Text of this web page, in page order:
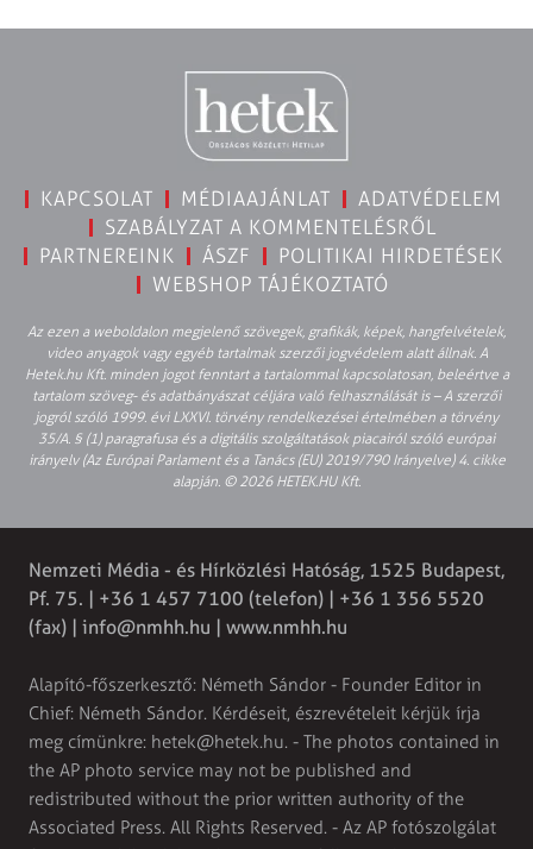
KAPCSOLAT MÉDIAAJÁNLAT
ADATVÉDELEM
SZABÁLYZAT A KOMMENTELÉSRŐL
PARTNEREINK
ÁSZF
POLITIKAI HIRDETÉSEK
WEBSHOP TÁJÉKOZTATÓ
Az ezen a weboldalon megjelenő szövegek, grafikák, képek, hangfelvételek,
video anyagok vagy egyéb tartalmak szerzői jogvédelem alatt állnak. A
Hetek.hu Kft. minden jogot fenntart a tartalommal kapcsolatosan, beleértve a
tartalom szöveg- és adatbányászat céljára való felhasználását is – A szerzői
jogról szóló 1999. évi LXXVI. törvény rendelkezései értelmében a törvény
35/A. § (1) paragrafusa és a digitális szolgáltatások piacairól szóló európai
irányelv (Az Európai Parlament és a Tanács (EU) 2019/790 Irányelve) 4. cikke
alapján. © 2026 HETEK.HU Kft.
Nemzeti Média - és Hírközlési Hatóság, 1525 Budapest,
Pf. 75. | +36 1 457 7100 (telefon) | +36 1 356 5520
(fax) | info@nmhh.hu | www.nmhh.hu
Alapító-főszerkesztő: Németh Sándor - Founder Editor in
Chief: Németh Sándor. Kérdéseit, észrevételeit kérjük írja
meg címünkre: hetek@hetek.hu. - The photos contained in
the AP photo service may not be published and
redistributed without the prior written authority of the
Associated Press. All Rights Reserved. - Az AP fotószolgálat